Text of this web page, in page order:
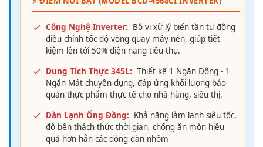
Công Nghệ Inverter: Bộ vi xử lý biến tần tự động
điều chỉnh tốc độ vòng quay máy nén, giúp tiết
kiệm lên tới 50% điện năng tiêu thụ.
Dung Tích Thực 345L: Thiết kế 1 Ngăn Đông - 1
Ngăn Mát chuyên dụng, đáp ứng khối lượng bảo
quản thực phẩm thực tế cho nhà hàng, siêu thị.
Dàn Lạnh Ống Đồng: Khả năng làm lạnh siêu tốc,
độ bền thách thức thời gian, chống ăn mòn hiệu
quả hơn hẳn các dòng dàn nhôm